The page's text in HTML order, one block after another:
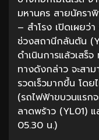
มหานคร สายนัครา
– สำโรง เปิดเผยว่
ช่วงสถานีกลันตัน
ดำเนินการแล้วเสร็จ
ทางดังกล่าว จะสา
รวดเร็วมากขึ้น โด
(รถไฟฟ้าขบวนแรก
ลาดพร้าว (YL01) แ
05.30 น.)